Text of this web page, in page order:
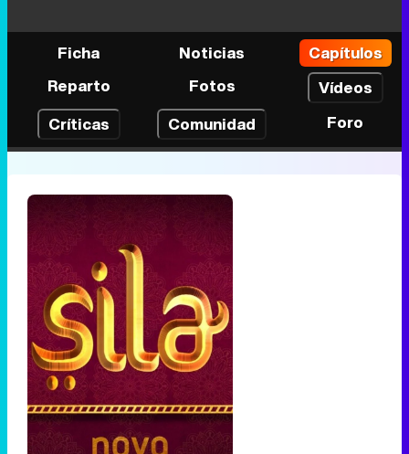
Ficha Noticias
Capítulos
Reparto
Fotos
Vídeos
Críticas
Comunidad Foro